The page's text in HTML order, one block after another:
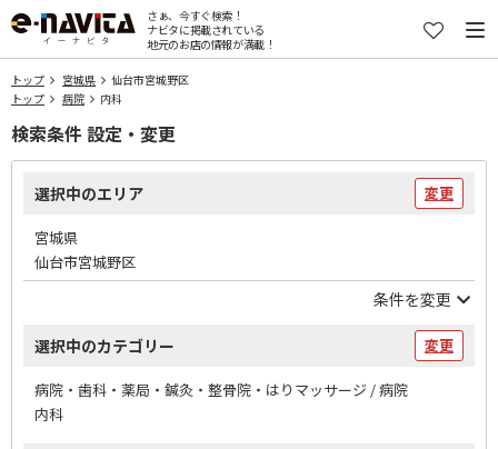
さぁ、今すぐ検索！
ナビタに掲載されている
地元のお店の情報が満載！
トップ 宮城県
仙台市宮城野区
トップ
病院 内科
検索条件 設定・変更
選択中のエリア 変更
宮城県
仙台市宮城野区
条件を変更
選択中のカテゴリー 変更
病院・歯科・薬局・鍼灸・整骨院・はりマッサージ / 病院
内科